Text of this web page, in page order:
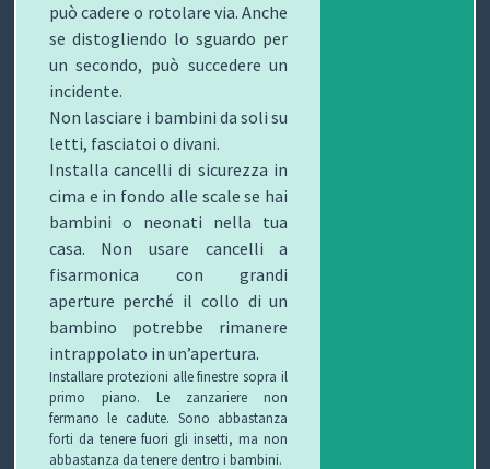
può cadere o rotolare via. Anche
se distogliendo lo sguardo per
un secondo, può succedere un
incidente.
Non lasciare i bambini da soli su
letti, fasciatoi o divani.
Installa cancelli di sicurezza in
cima e in fondo alle scale se hai
bambini o neonati nella tua
casa. Non usare cancelli a
fisarmonica con grandi
aperture perché il collo di un
bambino potrebbe rimanere
intrappolato in un’apertura.
Installare protezioni alle finestre sopra il
primo piano. Le zanzariere non
fermano le cadute. Sono abbastanza
forti da tenere fuori gli insetti, ma non
abbastanza da tenere dentro i bambini.